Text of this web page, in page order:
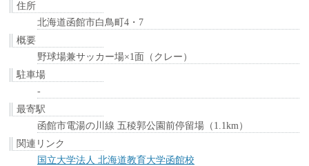
住所
北海道函館市白鳥町4・7
概要
野球場兼サッカー場×1面（クレー）
駐車場
-
最寄駅
函館市電湯の川線 五稜郭公園前停留場（1.1km）
関連リンク
国立大学法人 北海道教育大学函館校